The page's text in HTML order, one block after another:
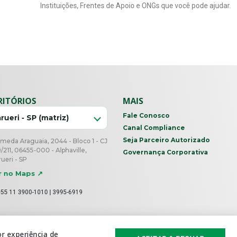
Instituições, Frentes de Apoio e ONGs que você pode ajudar.
- SP (matriz)
Araguaia, 2044 - Bloco 1 - CJ
211, 06455-000 - Alphaville,
- SP
no Maps ↗
11 3900-1010 | 3995-6919
MAIS
Fale Conosco
Canal Compliance
Seja Parceiro Autorizado
Governança Corporativa
experiência de